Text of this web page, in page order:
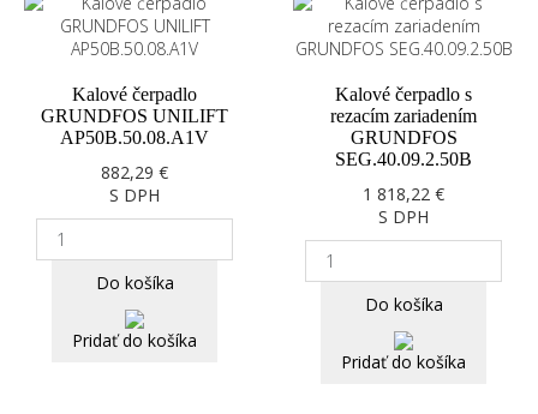
Kalové čerpadlo
GRUNDFOS UNILIFT
AP50B.50.08.A1V
882,29 €
S DPH
Do košíka
Pridať do košíka
Kalové čerpadlo s
rezacím zariadením
GRUNDFOS
SEG.40.09.2.50B
1 818,22 €
S DPH
Do košíka
Pridať do košíka